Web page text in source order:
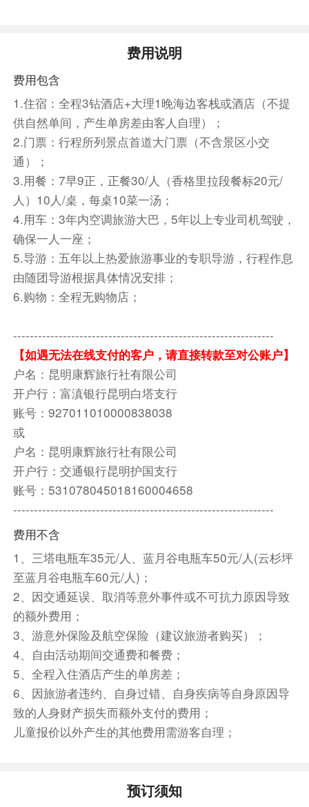
早餐后乘车前往游览【崇圣寺三塔】崇圣寺三塔是
大理“文献名邦”的象征，是云南古代历史文化的象
征，也是中国南方最古老最雄伟的建筑之一。中餐
享用大理特色酸辣鱼，随后乘坐【洱海私人游船】
与洱海来一次近距离的接触，观苍洱山水自然风
光，看洱海“金梭烟云，让您因山水陶醉，赏心悦
目，心旷神怡，流连忘返。面朝大海，春暖花开是
很多人的理想生活，平日在大城市的快节奏生活的
朋友，如果你选择到大理旅游，我们将特意安排打
卡大理抖音最网红景点，有中国圣托里尼之称的
【圣托尼里·理想邦旅拍】（每组家庭赠送5张电子
版照片）浪漫从这里开始。蓝色浪漫，白色纯净，
温柔与风和白云一样恍惚，（带着美美的、帅气的
衣服），在这里随便一拍都是大片。蓝天像被洗涤
城】（开放式古城自由活动）大理古城又名叶榆
城、紫城、中和镇。古城其历史可追溯至唐天宝年
间，南诏王阁逻凤筑的羊苴咩城(今城之西三塔附
近)，为其新都。晚上特意甄选了大理海边客栈或
酒店，美梦以您相伴。
早餐：包含
中餐：包含
晚餐：包含
住宿
第4天 大理
索道）/B线（玉龙雪山大索道）/C线（雪山旅拍）
丽江古城
早餐后游览乘车前往游览【大理古城】（开放式古
城自由活动）大理古城又名叶榆城、紫城、中和
镇。古城其历史可追溯至唐天宝年间，南诏王阁逻
凤筑的羊苴咩城(今城之西三塔附近)，为其新都。
随后乘车前往丽江，中餐营养餐包（矿泉水1瓶、
牛奶1袋、卤蛋1个、火腿肠1根、威化饼1包、法
式小面包2个、巧克力派1个、蛋黄派1个、大面包
1个、苹果1个）
以下3条线选其中一条参加（出团前根据游客自身
秘玉龙第三国，欣赏更富有层次感的玉龙雪山，漫
费用说明
费用包含
1.住宿：全程3钻酒店+大理1晚海边客栈或酒店（不提
供自然单间，产生单房差由客人自理）；
2.门票：行程所列景点首道大门票（不含景区小交
通）；
3.用餐：7早9正，正餐30/人（香格里拉段餐标20元/
人）10人/桌，每桌10菜一汤；
4.用车：3年内空调旅游大巴，5年以上专业司机驾驶，
确保一人一座；
5.导游：五年以上热爱旅游事业的专职导游，行程作息
由随团导游根据具体情况安排；
6.购物：全程无购物店；
---------------------------------------------------------------
【如遇无法在线支付的客户，请直接转款至对公账户】
户名：昆明康辉旅行社有限公司
开户行：富滇银行昆明白塔支行
账号：927011010000838038
或
户名：昆明康辉旅行社有限公司
开户行：交通银行昆明护国支行
账号：531078045018160004658
---------------------------------------------------------------
费用不含
1、三塔电瓶车35元/人、蓝月谷电瓶车50元/人(云杉坪
至蓝月谷电瓶车60元/人)；
2、因交通延误、取消等意外事件或不可抗力原因导致
的额外费用；
3、游意外保险及航空保险（建议旅游者购买）；
4、自由活动期间交通费和餐费；
5、全程入住酒店产生的单房差；
6、因旅游者违约、自身过错、自身疾病等自身原因导
致的人身财产损失而额外支付的费用；
儿童报价以外产生的其他费用需游客自理；
预订须知